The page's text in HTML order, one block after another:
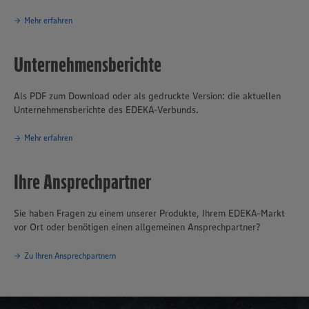
Mehr erfahren
Unternehmensberichte
Als PDF zum Download oder als gedruckte Version: die aktuellen
Unternehmensberichte des EDEKA-Verbunds.
Mehr erfahren
Ihre Ansprechpartner
Sie haben Fragen zu einem unserer Produkte, Ihrem EDEKA-Markt
vor Ort oder benötigen einen allgemeinen Ansprechpartner?
Zu Ihren Ansprechpartnern